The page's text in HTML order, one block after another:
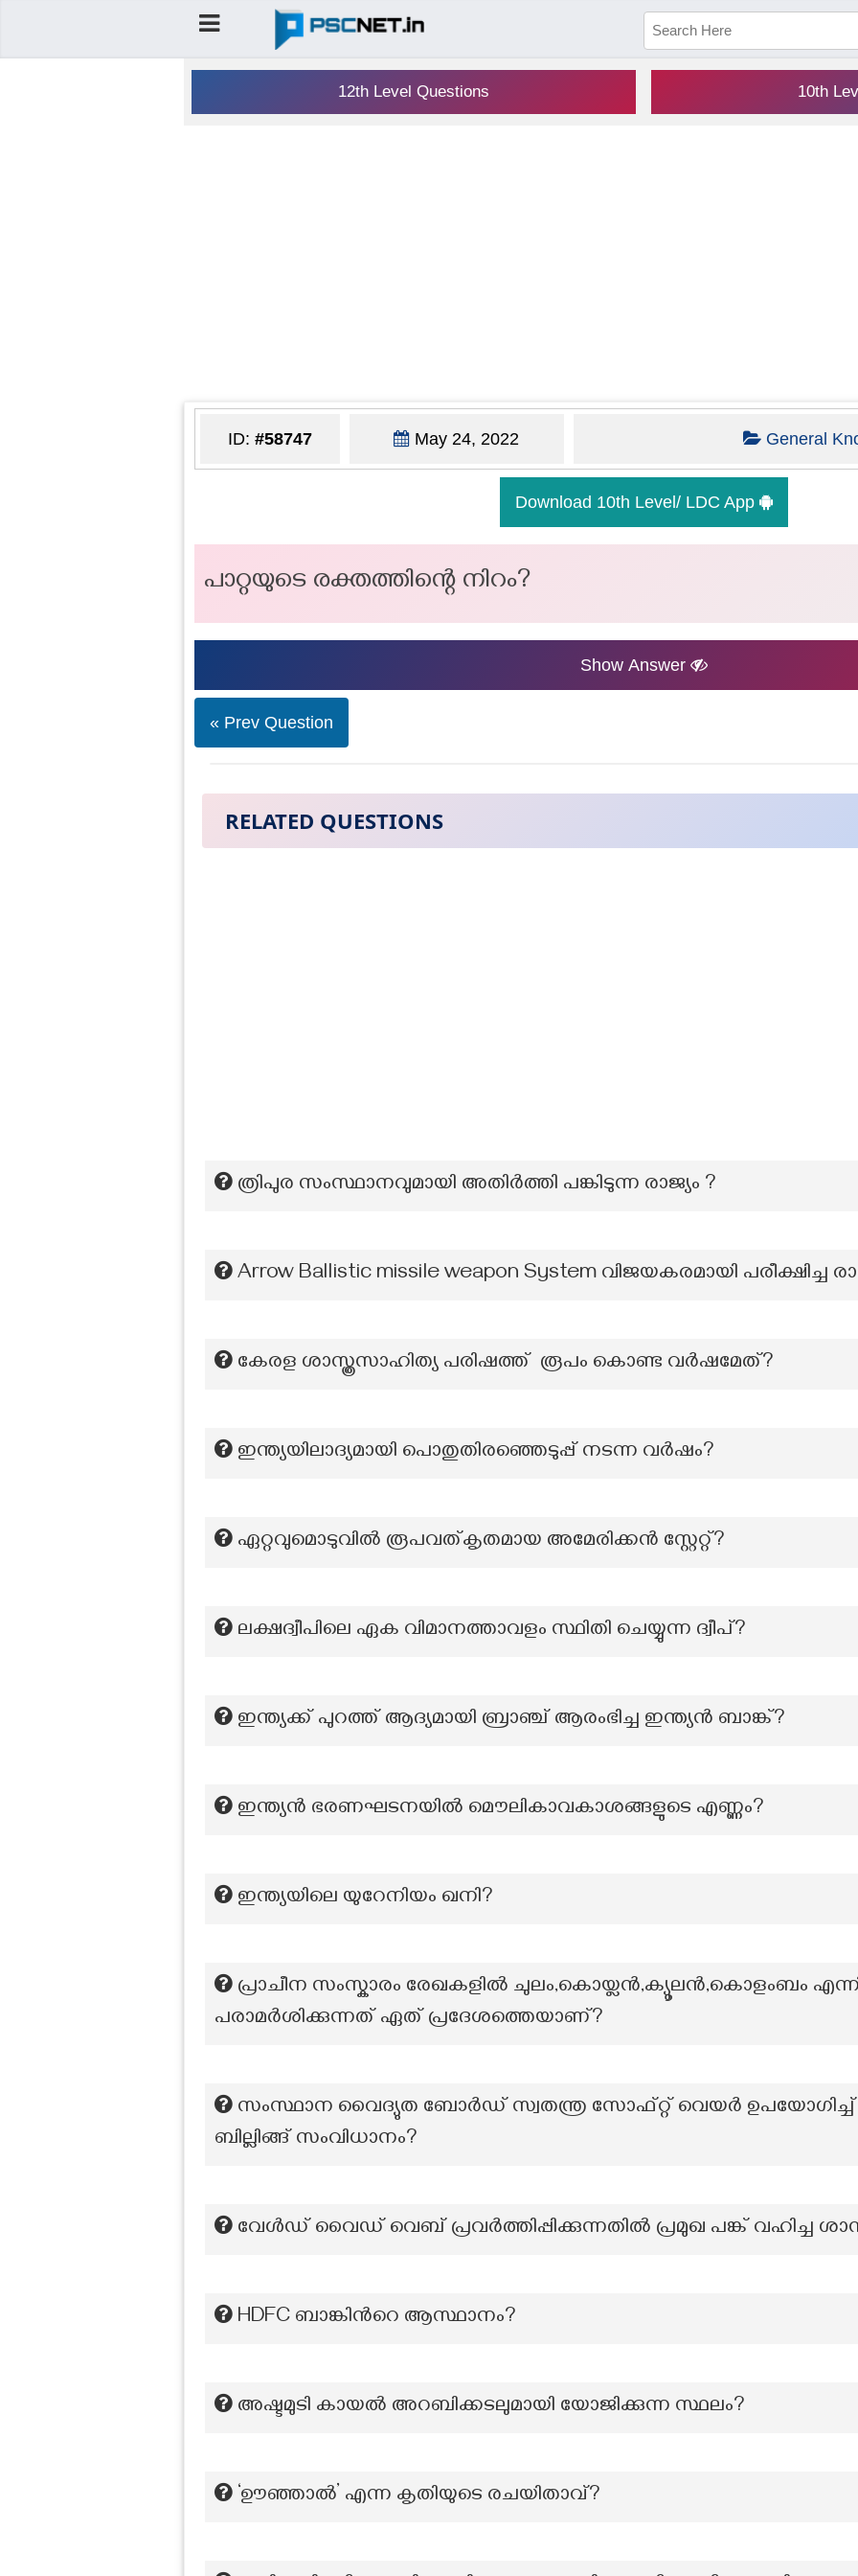
12th Level Questions 10th
ID: #58747 May 24, 2022 General
Download 10th Level/ LDC App
പാറ്റയുടെ രക്തത്തിന്റെ നിറം?
Show Answer
« Prev Question
RELATED QUESTIONS
ത്രിപുര സംസ്ഥാനവുമായി അതിർത്തി പങ്കിടുന്ന രാജ്യം ?
Arrow Ballistic missile weapon System വിജയകരമായി പരീക്ഷിച്ച
കേരള ശാസ്ത്രസാഹിത്യ പരിഷത്ത് രൂപം കൊണ്ട വർഷമേത്?
ഇന്ത്യയിലാദ്യമായി പൊതുതിരഞ്ഞെടുപ്പ് നടന്ന വർഷം?
ഏറ്റവുമൊടുവിൽ രൂപവത്കൃതമായ അമേരിക്കൻ സ്റ്റേറ്റ്?
ലക്ഷദ്വീപിലെ ഏക വിമാനത്താവളം സ്ഥിതി ചെയ്യുന്ന ദ്വീപ്?
ഇന്ത്യക്ക് പുറത്ത് ആദ്യമായി ബ്രാഞ്ച് ആരംഭിച്ച ഇന്ത്യൻ ബാങ്ക്?
ഇന്ത്യൻ ഭരണഘടനയിൽ മൌലികാവകാശങ്ങളുടെ എണ്ണം?
ഇന്ത്യയിലെ യുറേനിയം ഖനി?
പ്രാചീന സംസ്കാരം രേഖകളിൽ ചുലം,കൊയ്ലൻ,ക്യൂലൻ,കൊളംബം
പരാമർശിക്കുന്നത് ഏത് പ്രദേശത്തെയാണ്?
സംസ്ഥാന വൈദ്യുത ബോര്‍ഡ് സ്വതന്ത്ര സോഫ്റ്റ് വെയര്‍ ഉപയോഗിച്ച്
ബില്ലിങ്ങ് സംവിധാനം?
വേൾഡ് വൈഡ് വെബ് പ്രവർത്തിപ്പിക്കുന്നതിൽ പ്രമുഖ പങ്ക് വഹിച്ച
HDFC ബാങ്കിന്‍റെ ആസ്ഥാനം?
അഷ്ടമുടി കായൽ അറബിക്കടലുമായി യോജിക്കുന്ന സ്ഥലം?
‘ഊഞ്ഞാൽ’ എന്ന കൃതിയുടെ രചയിതാവ്?